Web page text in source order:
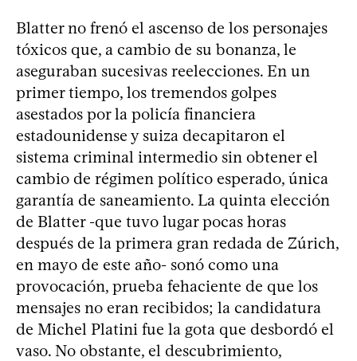
Blatter no frenó el ascenso de los personajes
tóxicos que, a cambio de su bonanza, le
aseguraban sucesivas reelecciones. En un
primer tiempo, los tremendos golpes
asestados por la policía financiera
estadounidense y suiza decapitaron el
sistema criminal intermedio sin obtener el
cambio de régimen político esperado, única
garantía de saneamiento. La quinta elección
de Blatter -que tuvo lugar pocas horas
después de la primera gran redada de Zúrich,
en mayo de este año- sonó como una
provocación, prueba fehaciente de que los
mensajes no eran recibidos; la candidatura
de Michel Platini fue la gota que desbordó el
vaso. No obstante, el descubrimiento,